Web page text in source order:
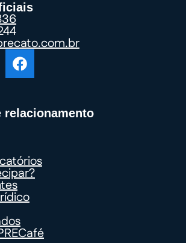
relacionamento